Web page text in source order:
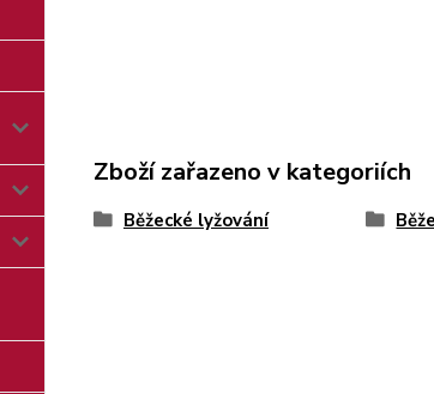
Zboží zařazeno v kategoriích
Běžecké lyžování